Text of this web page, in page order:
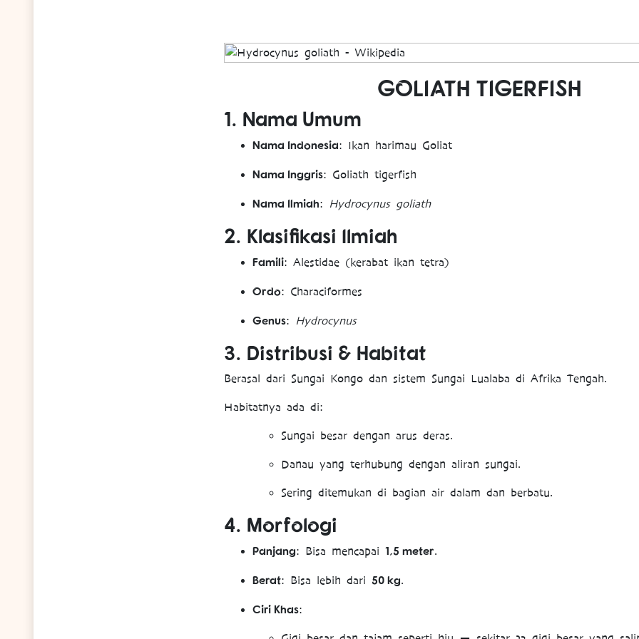
GOLIATH TIGERFISH
1. Nama Umum
Nama Indonesia: Ikan harimau Goliat
Nama Inggris: Goliath tigerfish
Nama Ilmiah: Hydrocynus goliath
2. Klasifikasi Ilmiah
Famili: Alestidae (kerabat ikan tetra)
Ordo: Characiformes
Genus: Hydrocynus
3. Distribusi & Habitat
Berasal dari Sungai Kongo dan sistem Sungai Lualaba di Afrika Tengah.
Habitatnya ada di:
Sungai besar dengan arus deras.
Danau yang terhubung dengan aliran sungai.
Sering ditemukan di bagian air dalam dan berbatu.
4. Morfologi
Panjang: Bisa mencapai 1,5 meter.
Berat: Bisa lebih dari 50 kg.
Ciri Khas: